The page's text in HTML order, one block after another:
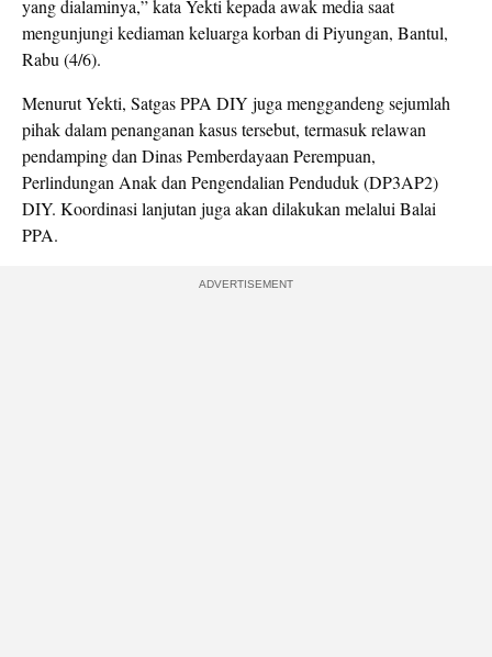
yang dialaminya,” kata Yekti kepada awak media saat
mengunjungi kediaman keluarga korban di Piyungan, Bantul,
Rabu (4/6).
Menurut Yekti, Satgas PPA DIY juga menggandeng sejumlah
pihak dalam penanganan kasus tersebut, termasuk relawan
pendamping dan Dinas Pemberdayaan Perempuan,
Perlindungan Anak dan Pengendalian Penduduk (DP3AP2)
DIY. Koordinasi lanjutan juga akan dilakukan melalui Balai
PPA.
ADVERTISEMENT